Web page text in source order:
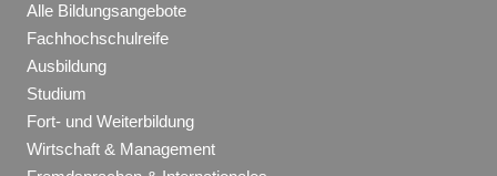
Alle Bildungsangebote
Fachhochschulreife
Ausbildung
Studium
Fort- und Weiterbildung
Wirtschaft & Management